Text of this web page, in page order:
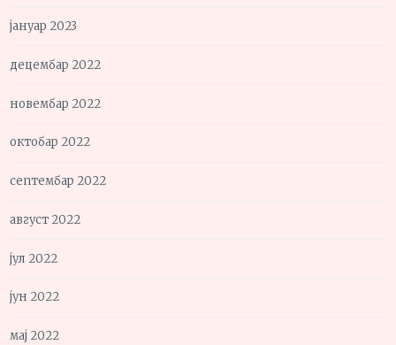
јануар 2023
децембар 2022
новембар 2022
октобар 2022
септембар 2022
август 2022
јул 2022
јун 2022
мај 2022